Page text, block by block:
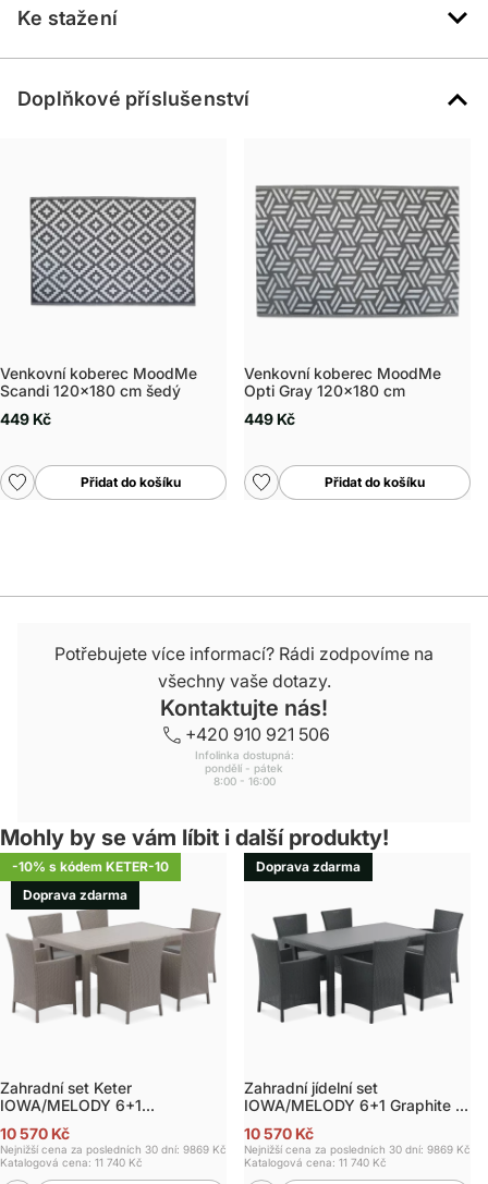
Ke stažení
Doplňkové příslušenství
Venkovní koberec MoodMe
Scandi 120x180 cm šedý
449 Kč
Přidat do košíku
Venkovní koberec MoodMe
Opti Gray 120x180 cm
449 Kč
Přidat do košíku
Potřebujete více informací? Rádi zodpovíme na
všechny vaše dotazy.
Kontaktujte nás!
+420 910 921 506
Infolinka dostupná:
pondělí - pátek
8:00 - 16:00
Mohly by se vám líbit i další produkty!
-10% s kódem KETER-10
Doprava zdarma
Zahradní set Keter
IOWA/MELODY 6+1
10 570 Kč
Nejnižší cena za posledních 30 dní: 9869 Kč
Katalogová cena: 11 740 Kč
Doprava zdarma
Zahradní jídelní set
IOWA/MELODY 6+1 Graphite -
10 570 Kč
Nejnižší cena za posledních 30 dní: 9869 Kč
Katalogová cena: 11 740 Kč